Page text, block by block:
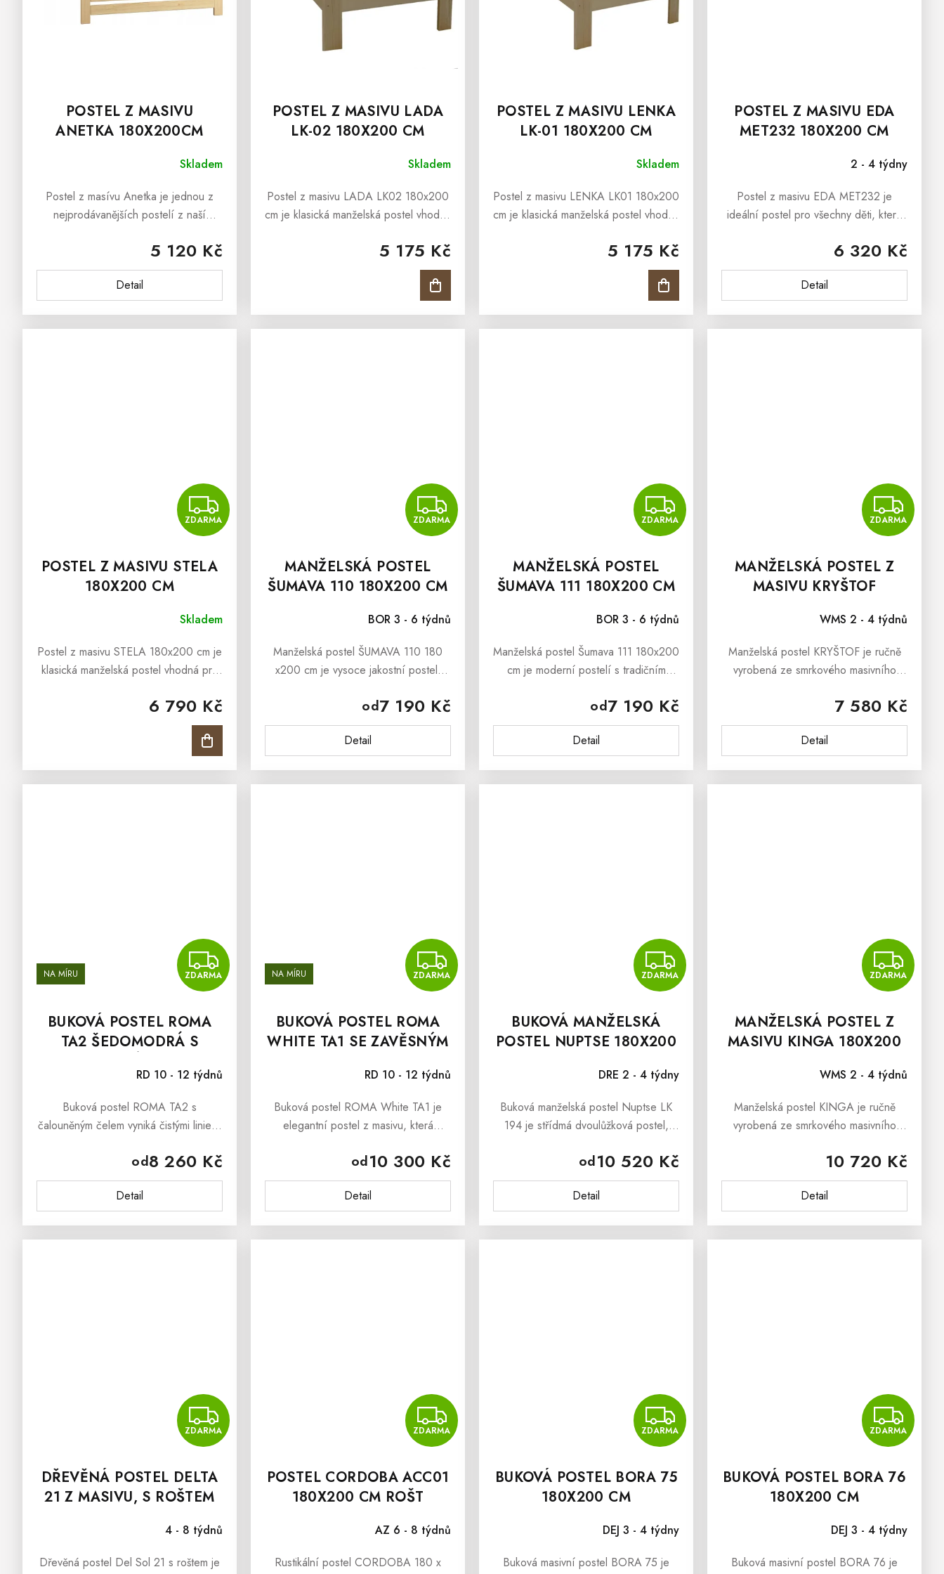
POSTEL Z MASIVU
ANETKA 180X200CM
Skladem
5 120 Kč
Detail
Postel z masívu Anetka je jednou z
nejprodávanějších postelí z naší
z masívu Anetka je vyrobena z
borovice a ošetřena ekologickým...
POSTEL Z MASIVU LADA
LK-02 180X200 CM
Skladem
5 175 Kč
Postel z masivu LADA LK02 180x200
cm je klasická manželská postel vhodná
hotelových pokojů. Postel z masivu
LADA LK02 je vyrobena z...
POSTEL Z MASIVU LENKA
LK-01 180X200 CM
Skladem
5 175 Kč
Postel z masivu LENKA LK01 180x200
cm je klasická manželská postel vhodná
hotelových pokojů. Postel z masivu
POSTEL Z MASIVU EDA
MET232 180X200 CM
2 - 4 týdny
6 320 Kč
Detail
Postel z masivu EDA MET232 je
ideální postel pro všechny děti, které
zároveň je ideální manželská
postel.Postel z masivu EDA
MET232 je vyrobena...
ZDARMA
ZDARMA
POSTEL Z MASIVU STELA
180X200 CM
Skladem
6 790 Kč
Postel z masivu STELA 180x200 cm je
klasická manželská postel vhodná pro
hotelových pokojů. Postel z masivu
STELA 180x200 cm je vyrobena z...
ZDARMA
ZDARMA
MANŽELSKÁ POSTEL
ŠUMAVA 110 180X200 CM
BOR 3 - 6 týdnů
od7 190 Kč
Detail
Manželská postel ŠUMAVA 110 180
x200 cm je vysoce jakostní postel,
klientelu. Je vyrobena z borovicového
masívu. Postel Šumava 110
dodáváme...
ZDARMA
ZDARMA
MANŽELSKÁ POSTEL
ŠUMAVA 111 180X200 CM
BOR 3 - 6 týdnů
od7 190 Kč
Detail
Manželská postel Šumava 111 180x200
cm je moderní postelí s tradičním
borovicového masívu. Součástí
postele je laťkový rošt. Manželská
postel...
ZDARMA
MANŽELSKÁ POSTEL Z
MASIVU KRYŠTOF
WMS 2 - 4 týdnů
7 580 Kč
Detail
Manželská postel KRYŠTOF je ručně
vyrobená ze smrkového masivního
lakem, který je ředěný vodou.
Manželská postel KRYŠTOF je...
NA MÍRU ZDARMA
ZDARMA
BUKOVÁ POSTEL ROMA
TA2 ŠEDOMODRÁ S
RD 10 - 12 týdnů
od8 260 Kč
Detail
Buková postel ROMA TA2 s
čalouněným čelem vyniká čistými liniemi
kvalitní postele z masivu. Součástí je
rošt v ceně – stačí už jen zvolit...
NA MÍRU ZDARMA
ZDARMA
BUKOVÁ POSTEL ROMA
WHITE TA1 SE ZAVĚSNÝM
RD 10 - 12 týdnů
od10 300 Kč
Detail
Buková postel ROMA White TA1 je
elegantní postel z masivu, která
odpočinek. Hlavním tahákem je
závěsné čalouněné čelo, které slouží
jako...
ZDARMA
ZDARMA
BUKOVÁ MANŽELSKÁ
POSTEL NUPTSE 180X200
DRE 2 - 4 týdny
od10 520 Kč
Detail
Buková manželská postel Nuptse LK
194 je střídmá dvoulůžková postel,
bukového dřeva. Masivní dřevo je
zdravotně nezávadný materiál, který
je...
ZDARMA
MANŽELSKÁ POSTEL Z
MASIVU KINGA 180X200
WMS 2 - 4 týdnů
10 720 Kč
Detail
Manželská postel KINGA je ručně
vyrobená ze smrkového masivního
lakem, který je ředěný vodou.
Manželská postel KINGA je...
ZDARMA
ZDARMA
DŘEVĚNÁ POSTEL DELTA
21 Z MASIVU, S ROŠTEM
4 - 8 týdnů
Dřevěná postel Del Sol 21 s roštem je
ZDARMA
ZDARMA
POSTEL CORDOBA ACC01
180X200 CM ROŠT
AZ 6 - 8 týdnů
Rustikální postel CORDOBA 180 x
ZDARMA
ZDARMA
BUKOVÁ POSTEL BORA 75
180X200 CM
DEJ 3 - 4 týdny
Buková masivní postel BORA 75 je
ZDARMA
BUKOVÁ POSTEL BORA 76
180X200 CM
DEJ 3 - 4 týdny
Buková masivní postel BORA 76 je